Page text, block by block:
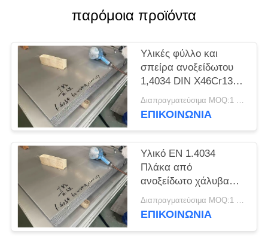
SITEMAP
PRIVACY
POLICY
παρόμοια προϊόντα
Υλικές φύλλο και
σπείρα ανοξείδωτου
1,4034 DIN X46Cr13
EN
Διαπραγματεύσιμα MOQ:1 τόνος
ΕΠΙΚΟΙΝΩΝΊΑ
Υλικό EN 1.4034
Πλάκα από
ανοξείδωτο χάλυβα
DIN X46Cr13
Διαπραγματεύσιμα MOQ:1 τόνος
ΕΠΙΚΟΙΝΩΝΊΑ